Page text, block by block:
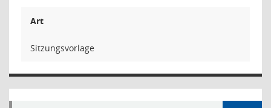
Art
Sitzungsvorlage